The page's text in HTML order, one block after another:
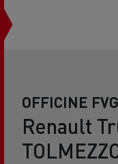
OFFICINE
Renault